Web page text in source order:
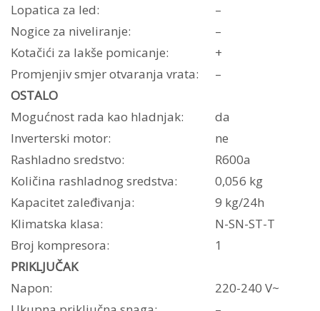
Lopatica za led:
–
Nogice za niveliranje:
–
Kotačići za lakše pomicanje:
+
Promjenjiv smjer otvaranja vrata:
–
OSTALO
Mogućnost rada kao hladnjak:
da
Inverterski motor:
ne
Rashladno sredstvo:
R600a
Količina rashladnog sredstva:
0,056 kg
Kapacitet zaleđivanja:
9 kg/24h
Klimatska klasa:
N-SN-ST-T
Broj kompresora:
1
PRIKLJUČAK
Napon:
220-240 V~